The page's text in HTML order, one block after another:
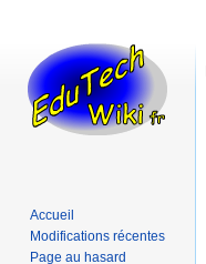
Accueil
Modifications récentes
Page au hasard